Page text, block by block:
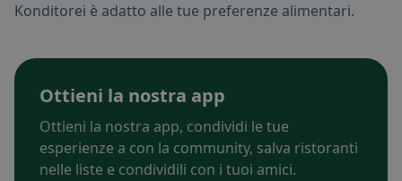
Konditorei è adatto alle tue preferenze alimentari.
Ottieni la nostra app
Ottieni la nostra app, condividi le tue
esperienze a con la community, salva ristoranti
nelle liste e condividili con i tuoi amici.